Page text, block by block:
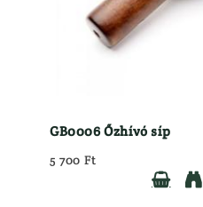
GB0006 Őzhívó síp
5 700 Ft

